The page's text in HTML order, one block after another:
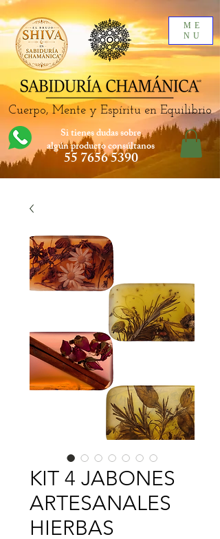
ME
NU
Cuerpo, Mente y Espíritu en Equilibrio
Si tienes dudas sobre
algún productoconsúltanos
55 7656 5390
KIT 4 JABONES
ARTESANALES
HIERBAS